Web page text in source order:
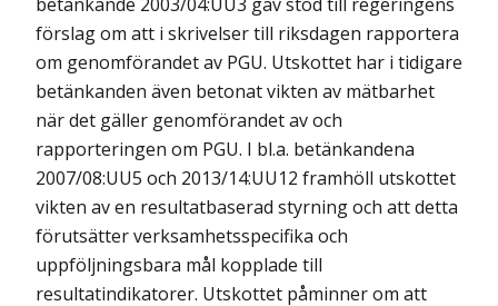
förslag om att i skrivelser till riksdagen rapportera
om genomförandet av PGU. Utskottet har i tidigare
betänkanden även betonat vikten av mätbarhet
när det gäller genomförandet av och
rapporteringen om PGU. I bl.a. betänkandena
2007/08:UU5 och 2013/14:UU12 framhöll utskottet
vikten av en resultatbaserad styrning och att detta
förutsätter verksamhetsspecifika och
uppföljningsbara mål kopplade till
resultatindikatorer. Utskottet påminner om att